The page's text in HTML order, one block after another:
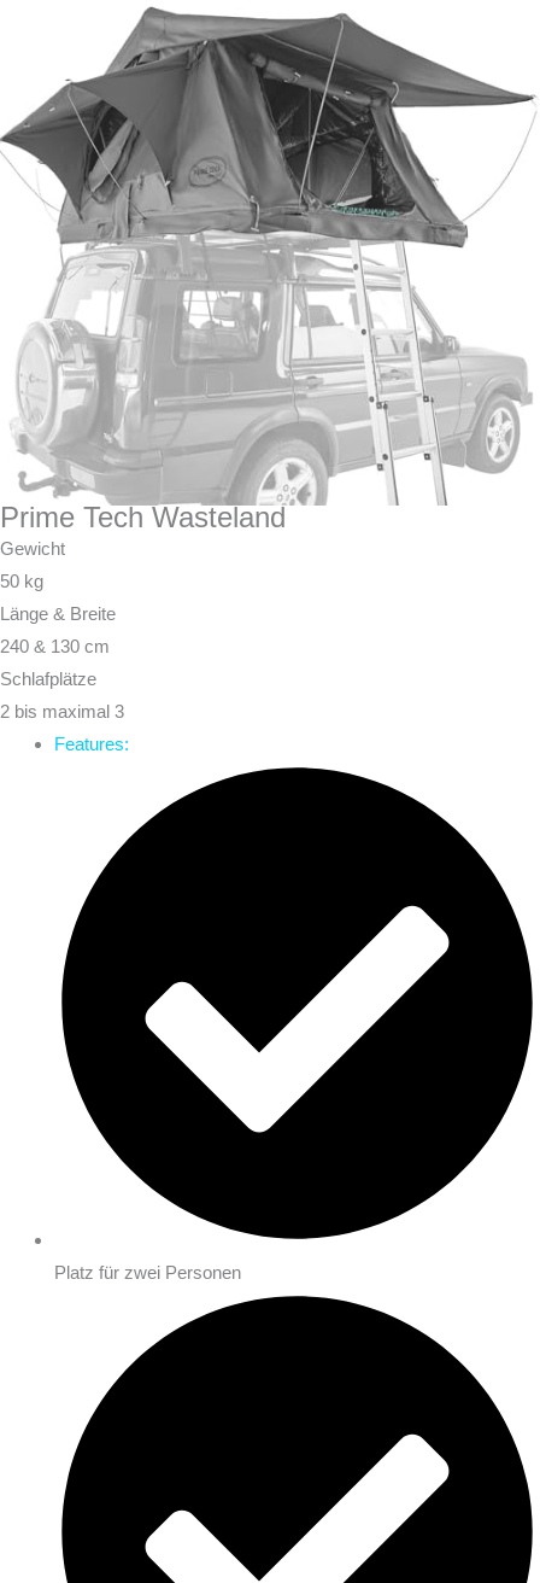
Prime Tech Wasteland
Gewicht
50 kg
Länge & Breite
240 & 130 cm
Schlafplätze
2 bis maximal 3
Features:
Platz für zwei Personen